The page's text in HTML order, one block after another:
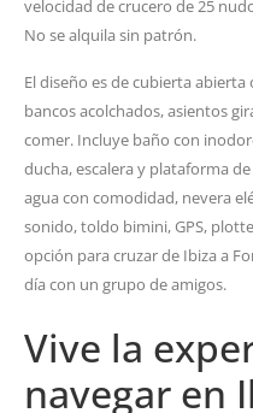
velocidad de crucero de 25
No se alquila sin patrón.
El diseño es de cubierta
bancos acolchados, asientos
comer. Incluye baño con
ducha, escalera y plataforma
agua con comodidad, nevera
sonido, toldo bimini, GPS,
opción para cruzar de Ibiza a
día con un grupo de amigos.
Vive la
navegar en